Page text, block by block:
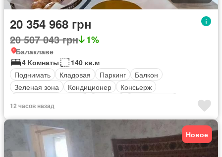
20 354 968 грн
20 507 043 грн 1%
Балаклаве
4 Комнаты
140 кв.м
Поднимать
Кладовая Паркинг
Балкон
Зеленая зона
Кондиционер
Консьерж
12 часов назад
Новое